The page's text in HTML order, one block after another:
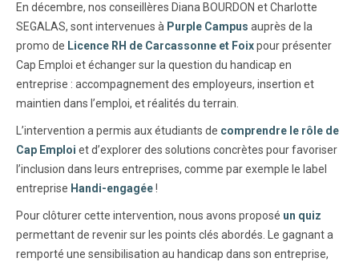
En décembre, nos conseillères Diana BOURDON et Charlotte
SEGALAS, sont intervenues à Purple Campus auprès de la
promo de Licence RH de Carcassonne et Foixpour présenter
Cap Emploi et échanger sur la question du handicap en
entreprise : accompagnement des employeurs, insertion et
maintien dans l’emploi, et réalités du terrain.
L’intervention a permis aux étudiants de comprendre le rôle de
Cap Emploi et d’explorer des solutions concrètes pour favoriser
l’inclusion dans leurs entreprises, comme par exemple le label
entreprise Handi-engagée!
Pour clôturer cette intervention, nous avons proposé un quiz
permettant de revenir sur les points clés abordés. Le gagnant a
remporté une sensibilisation au handicap dans son entreprise,